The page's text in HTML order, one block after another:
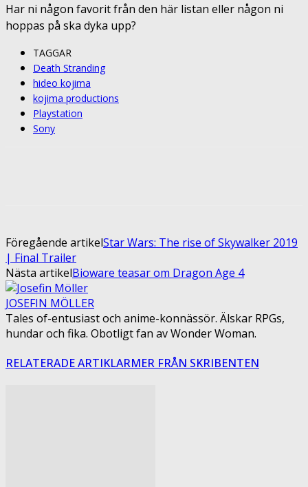
Har ni någon favorit från den här listan eller någon ni
hoppas på ska dyka upp?
TAGGAR
Death Stranding
hideo kojima
kojima productions
Playstation
Sony
Föregående artikelStar Wars: The rise of Skywalker 2019
| Final Trailer
Nästa artikelBioware teasar om Dragon Age 4
JOSEFIN MÖLLER
Tales of-entusiast och anime-konnässör. Älskar RPGs,
hundar och fika. Obotligt fan av Wonder Woman.
RELATERADE ARTIKLARMER FRÅN SKRIBENTEN